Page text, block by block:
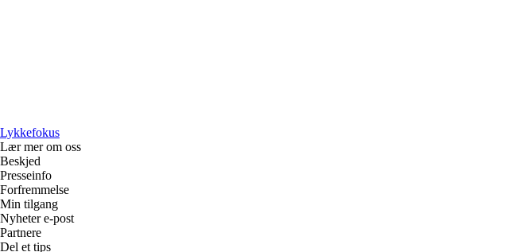
Lykkefokus
Lær mer om oss
Beskjed
Presseinfo
Forfremmelse
Min tilgang
Nyheter e-post
Partnere
Del et tips